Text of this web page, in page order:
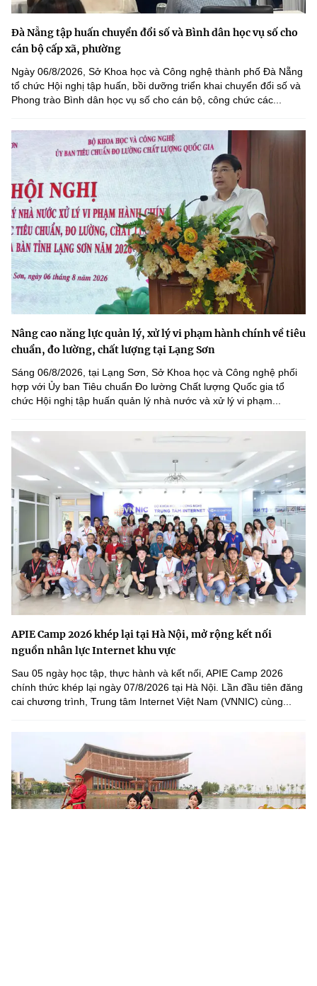
Đà Nẵng tập huấn chuyển đổi số và Bình dân học vụ số cho
cán bộ cấp xã, phường
Ngày 06/8/2026, Sở Khoa học và Công nghệ thành phố Đà Nẵng
tổ chức Hội nghị tập huấn, bồi dưỡng triển khai chuyển đổi số và
Phong trào Bình dân học vụ số cho cán bộ, công chức các...
Nâng cao năng lực quản lý, xử lý vi phạm hành chính về tiêu
chuẩn, đo lường, chất lượng tại Lạng Sơn
Sáng 06/8/2026, tại Lạng Sơn, Sở Khoa học và Công nghệ phối
hợp với Ủy ban Tiêu chuẩn Đo lường Chất lượng Quốc gia tổ
chức Hội nghị tập huấn quản lý nhà nước và xử lý vi phạm...
APIE Camp 2026 khép lại tại Hà Nội, mở rộng kết nối
nguồn nhân lực Internet khu vực
Sau 05 ngày học tập, thực hành và kết nối, APIE Camp 2026
chính thức khép lại ngày 07/8/2026 tại Hà Nội. Lần đầu tiên đăng
cai chương trình, Trung tâm Internet Việt Nam (VNNIC) cùng...